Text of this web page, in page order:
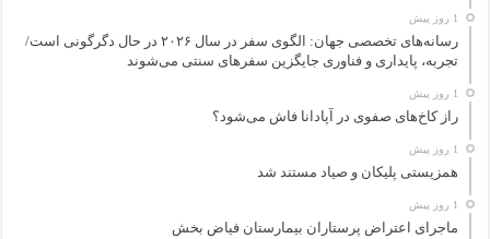
1 روز پیش
رسانه‌های تخصصی جهان: الگوی سفر در سال ۲۰۲۶ در حال دگرگونی است/
تجربه، پایداری و فناوری جایگزین سفرهای سنتی می‌شوند
1 روز پیش
راز کاخ‌های صفوی در آپادانا فاش می‌شود؟
1 روز پیش
همزیستی پلیکان و صیاد مستند شد
1 روز پیش
ماجرای اعتراض پرستاران بیمارستان فیاض بخش